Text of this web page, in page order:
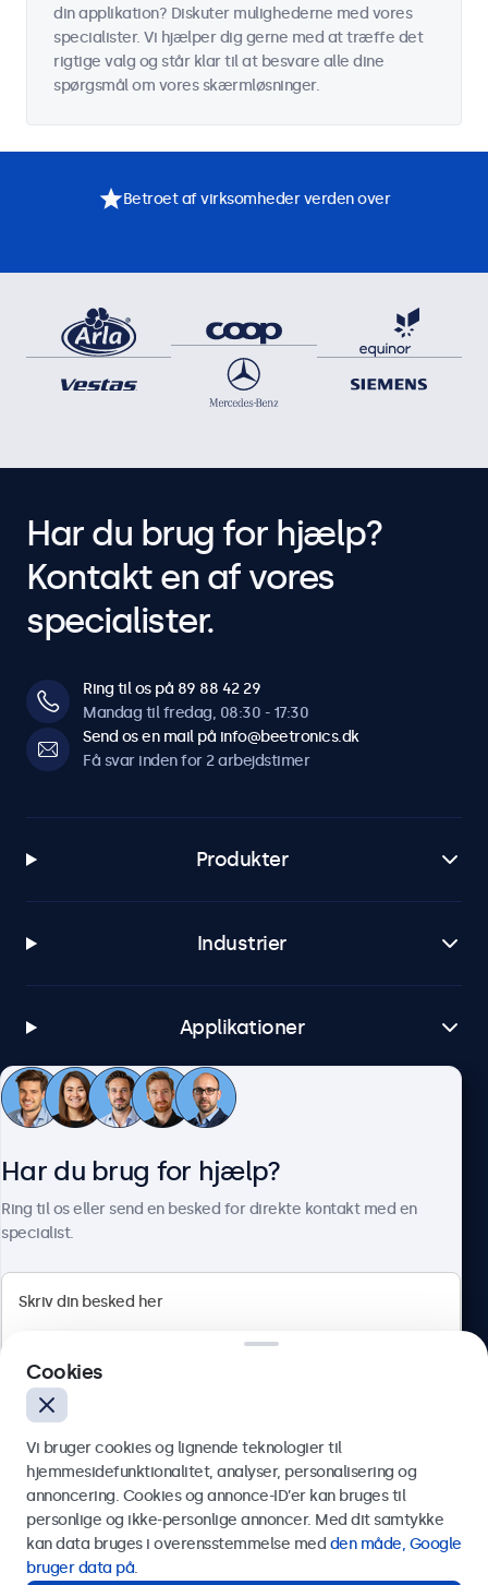
din applikation? Diskuter mulighederne med vores
specialister. Vi hjælper dig gerne med at træffe det
rigtige valg og står klar til at besvare alle dine
spørgsmål om vores skærmløsninger.
Betroet af virksomheder verden over
Har du brug for hjælp?
Kontakt en af vores
specialister.
Ring til os på 89 88 42 29
Mandag til fredag, 08:30 - 17:30
Send os en mail på info@beetronics.dk
Få svar inden for 2 arbejdstimer
Produkter
Industrier
Applikationer
Kundeservice
Herstedøstervej 27-29, unit A, 2620 Albertslund, Danmark
Dansk
Har du brug for hjælp?
Ring til os eller send en besked for direkte kontakt med en
specialist.
Send
Eller ring til os på
Cookies
Vi bruger cookies og lignende teknologier til
hjemmesidefunktionalitet, analyser, personalisering og
annoncering. Cookies og annonce-ID’er kan bruges til
personlige og ikke-personlige annoncer. Med dit samtykke
kan data bruges i overensstemmelse med den måde, Google
bruger data på.